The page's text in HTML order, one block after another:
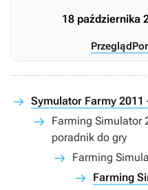
18 października
Przegląd
Symulator Farmy 2011
Farming Simulator
poradnik do gry
Farming
Farming